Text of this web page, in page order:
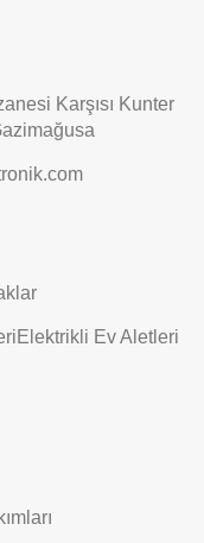
Karşısı Kunter
Elektrikli Ev Aletleri